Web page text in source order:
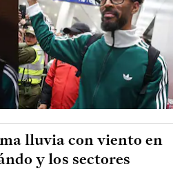
lluvia con viento en
y los sectores